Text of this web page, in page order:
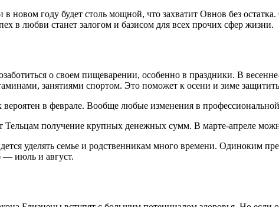
новом году будет столь мощной, что захватит Овнов без
в любви станет залогом и базисом для всех прочих сфер жизни.
о своем пищеварении, особенно в праздники. В
занятиями спортом. Это поможет к осени и зиме
в феврале. Вообще любые изменения в
Тельцам получение крупных денежных сумм. В марте-апреле
уделять семье и родственникам много времени. Одиноким
— июль и август.